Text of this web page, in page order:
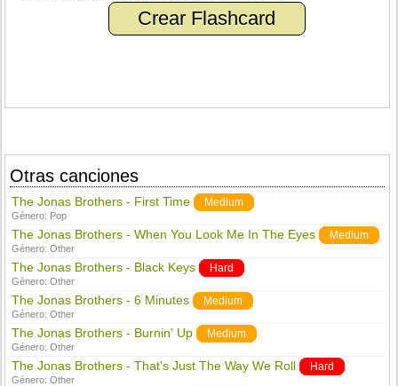
Crear Flashcard
Otras canciones
The Jonas Brothers - First Time Medium
Género: Pop
The Jonas Brothers - When You Look Me In The Eyes Medium
Género:Other
The Jonas Brothers - Black Keys Hard
Género:Other
The Jonas Brothers - 6 Minutes Medium
Género:Other
The Jonas Brothers - Burnin' Up Medium
Género:Other
The Jonas Brothers - That's Just The Way We Roll Hard
Género:Other